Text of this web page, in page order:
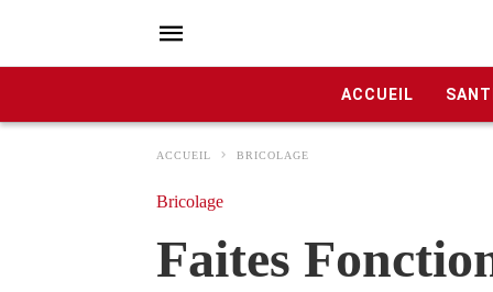
ACCUEIL
ACCUEIL BRICOLAGE
Bricolage
Faites